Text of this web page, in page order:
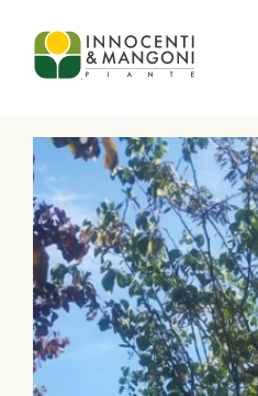
Skip to main content